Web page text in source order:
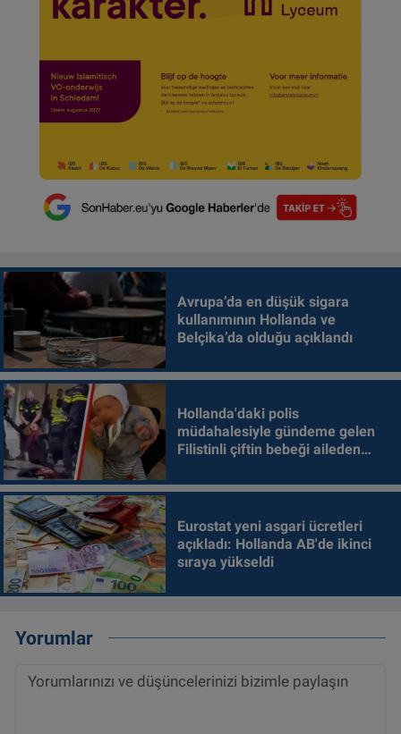
Avrupa’da en düşük sigara
kullanımının Hollanda ve
Belçika’da olduğu açıklandı
Hollanda'daki polis
müdahalesiyle gündeme gelen
Filistinli çiftin bebeği aileden
Eurostat yeni asgari ücretleri
açıkladı: Hollanda AB'de ikinci
sıraya yükseldi
Yorumlar